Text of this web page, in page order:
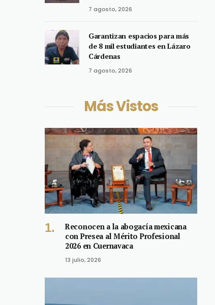
7 agosto, 2026
Garantizan espacios para más
de 8 mil estudiantes en Lázaro
Cárdenas
7 agosto, 2026
Más Vistos
Reconocen a la abogacía mexicana
con Presea al Mérito Profesional
2026 en Cuernavaca
13 julio, 2026